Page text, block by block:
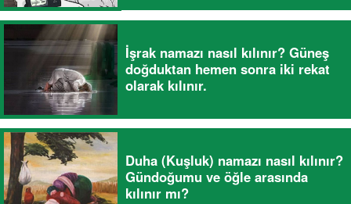
İşrak namazı nasıl kılınır? Güneş
doğduktan hemen sonra iki rekat
olarak kılınır.
Duha (Kuşluk) namazı nasıl kılınır?
Gündoğumu ve öğle arasında
kılınır mı?